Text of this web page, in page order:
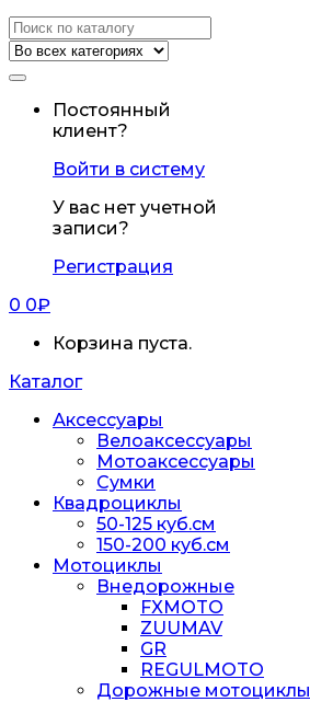
Искать:
Постоянный
клиент?
Войти в систему
У вас нет учетной
записи?
Регистрация
0 0₽
Корзина пуста.
Каталог
Аксессуары
Велоаксессуары
Мотоаксессуары
Сумки
Квадроциклы
50-125 куб.см
150-200 куб.см
Мотоциклы
Внедорожные
FXMOTO
ZUUMAV
GR
REGULMOTO
Дорожные мотоциклы